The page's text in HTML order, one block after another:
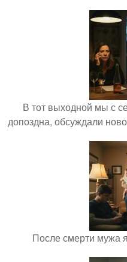
В тот выходной мы с
допоздна, обсуждали
После смерти мужа